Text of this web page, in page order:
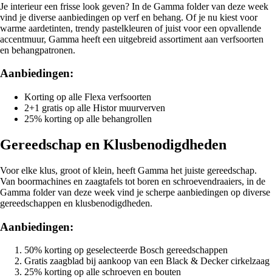
Je interieur een frisse look geven? In de Gamma folder van deze week
vind je diverse aanbiedingen op verf en behang. Of je nu kiest voor
warme aardetinten, trendy pastelkleuren of juist voor een opvallende
accentmuur, Gamma heeft een uitgebreid assortiment aan verfsoorten
en behangpatronen.
Aanbiedingen:
Korting op alle Flexa verfsoorten
2+1 gratis op alle Histor muurverven
25% korting op alle behangrollen
Gereedschap en Klusbenodigdheden
Voor elke klus, groot of klein, heeft Gamma het juiste gereedschap.
Van boormachines en zaagtafels tot boren en schroevendraaiers, in de
Gamma folder van deze week vind je scherpe aanbiedingen op diverse
gereedschappen en klusbenodigdheden.
Aanbiedingen:
50% korting op geselecteerde Bosch gereedschappen
Gratis zaagblad bij aankoop van een Black & Decker cirkelzaag
25% korting op alle schroeven en bouten